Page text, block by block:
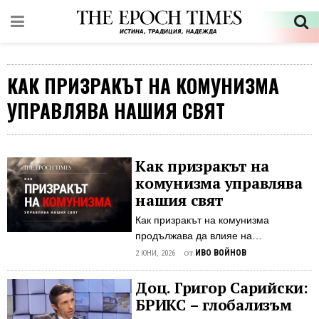
КАК ПРИЗРАКЪТ НА КОМУНИЗМА
УПРАВЛЯВА НАШИЯ СВЯТ
Как призракът на
комунизма управлява
нашия свят
Как призракът на комунизма
продължава да влияе на
съвременния свят Идеология, която
три десетилетия след падането на
комунистическите режими в Източна
Европа мнозина смятат, че
2 ЮНИ, 2026 от ИВО ВОЙНОВ
Доц. Григор Сарийски:
БРИКС – глобализъм